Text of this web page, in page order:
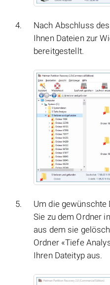
Nach Abschluss
Ihnen Dateien zur
bereitgestellt.
Um die gewünschte
Sie zu dem Ordner
aus dem sie
Ordner «Tiefe
Ihren Dateityp aus.